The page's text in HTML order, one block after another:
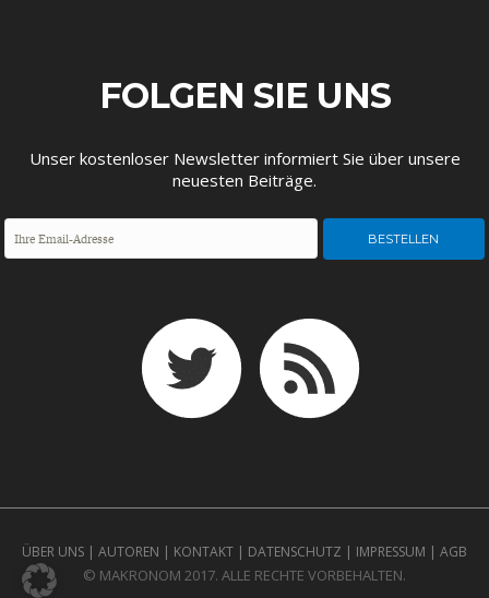
FOLGEN SIE UNS
Unser kostenloser Newsletter informiert Sie über unsere
neuesten Beiträge.
ÜBER UNS AUTOREN KONTAKT DATENSCHUTZ IMPRESSUM AGB
© MAKRONOM 2017. ALLE RECHTE VORBEHALTEN.